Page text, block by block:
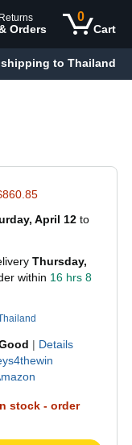
Returns
Orders
0
Cart
to Thailand
April 12 to
Thursday,
within 16 hrs 8
| Details
stock - order